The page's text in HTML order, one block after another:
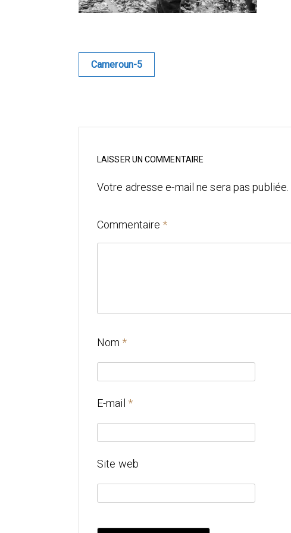
Navigation
Cameroun-5
LAISSER UN COMMENTAIRE
Votre adresse e-mail ne sera pas publiée.
Commentaire *
Nom *
E-mail *
Site web